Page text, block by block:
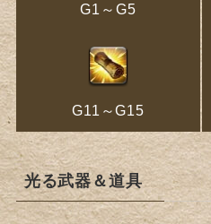
G1～G5
G11～G15
光る武器＆道具